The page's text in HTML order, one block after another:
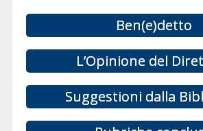
Ben(e)detto
L’Opinione del
Suggestioni dalla